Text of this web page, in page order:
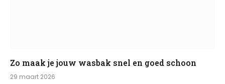
Zo maak je jouw wasbak snel en goed schoon
29 maart 2026